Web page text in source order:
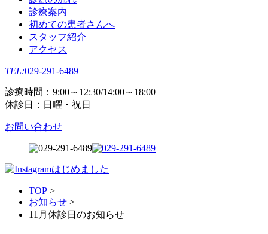
診療案内
初めての患者さんへ
スタッフ紹介
アクセス
TEL:029-291-6489
診療時間：9:00～12:30/14:00～18:00
休診日：日曜・祝日
お問い合わせ
TOP >
お知らせ >
11月休診日のお知らせ